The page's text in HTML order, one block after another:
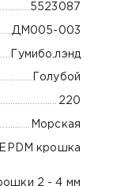
5523087
ДМ005-003
Гумибо.лэнд
Голубой
220
Морская
EPDM крошка
Фракция резиновой крошки 2 - 4 мм